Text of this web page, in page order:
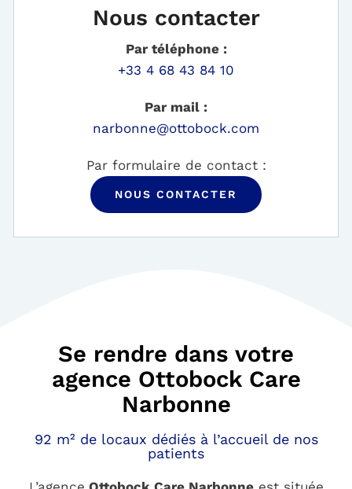
Nous contacter
Par téléphone :
+33 4 68 43 84 10
Par mail :
narbonne@ottobock.com
Par formulaire de contact :
NOUS CONTACTER
Se rendre dans votre
agence Ottobock Care
Narbonne
92 m² de locaux dédiés à l’accueil de nos
patients